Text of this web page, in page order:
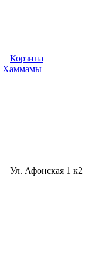
Корзина
Хаммамы
Ул. Афонская 1 к2